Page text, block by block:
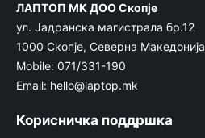
ЛАПТОП МК ДОО Скопје
ул. Јадранска магистрала бр.12
1000 Скопје, Северна Македонија
Mobile: 071/331-190
Email: hello@laptop.mk
Корисничка поддршка